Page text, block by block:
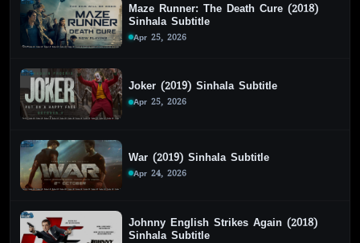
Maze Runner: The Death Cure (2018)
Sinhala Subtitle
Apr 25, 2026
Joker (2019) Sinhala Subtitle
Apr 25, 2026
War (2019) Sinhala Subtitle
Apr 24, 2026
Johnny English Strikes Again (2018)
Sinhala Subtitle